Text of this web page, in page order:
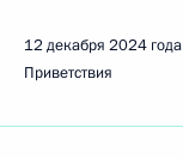
12 декабря 2024 года
Приветствия